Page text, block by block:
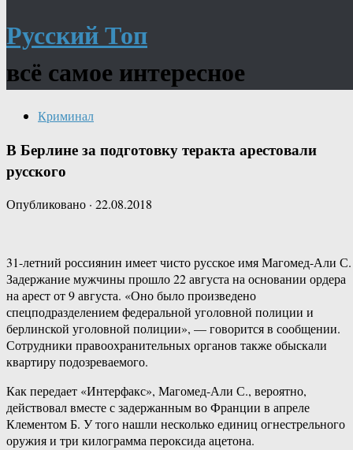
Русский Топ
всё самое интересное
Криминал
В Берлине за подготовку теракта арестовали
русского
Опубликовано · 22.08.2018
31-летний россиянин имеет чисто русское имя Магомед-Али С.
Задержание мужчины прошло 22 августа на основании ордера
на арест от 9 августа. «Оно было произведено
спецподразделением федеральной уголовной полиции и
берлинской уголовной полиции», — говорится в сообщении.
Сотрудники правоохранительных органов также обыскали
квартиру подозреваемого.
Как передает «Интерфакс», Магомед-Али С., вероятно,
действовал вместе с задержанным во Франции в апреле
Клементом Б. У того нашли несколько единиц огнестрельного
оружия и три килограмма пероксида ацетона.